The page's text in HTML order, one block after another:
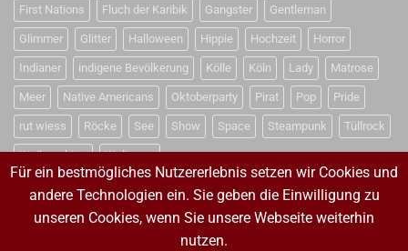
First Nations Fluch der Karibik Gangster Gentleman
Glimmer Glitter Halloween Hippie Hochzeit Horror
Indianer indigene Bevölkerung Kölle Köln Lady Matrose
Meer Native Americans Oktoberparty Pirat Pop Pride
rut wiess Röcke See Show Space Steampunk Tüllrock
Weihnachten Weltraum
VERTRAG WIDERRUFEN
Für ein bestmögliches Nutzererlebnis setzen wir Cookies und
andere Technologien ein. Sie geben die Einwilligung zu
unseren Cookies, wenn Sie unsere Webseite weiterhin
nutzen.